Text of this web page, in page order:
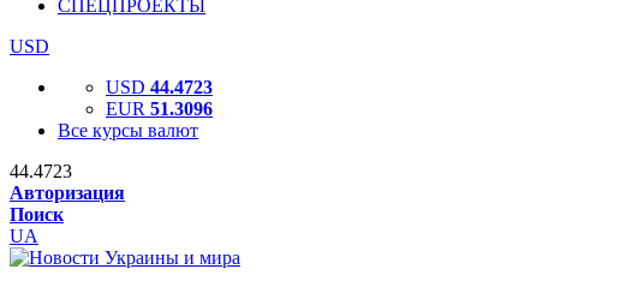
СПЕЦПРОЕКТЫ
USD
USD 44.4723
EUR 51.3096
Все курсы валют
44.4723
Авторизация
Поиск
UA